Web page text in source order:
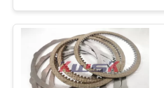
TRETEN
MIT kobelco